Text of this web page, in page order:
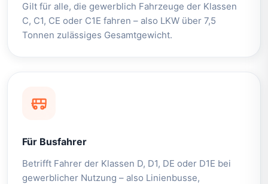
Gilt für alle, die gewerblich Fahrzeuge der Klassen
C, C1, CE oder C1E fahren – also LKW über 7,5
Tonnen zulässiges Gesamtgewicht.
Für Busfahrer
Betrifft Fahrer der Klassen D, D1, DE oder D1E bei
gewerblicher Nutzung – also Linienbusse,